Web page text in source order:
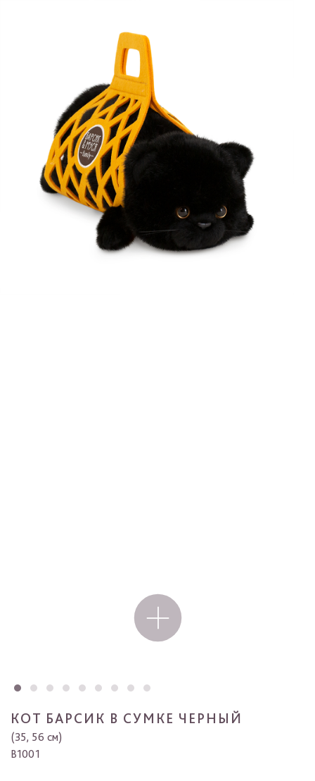
КОТ БАРСИК В СУМКЕ ЧЕРНЫЙ
(35, 56 см)
B1001